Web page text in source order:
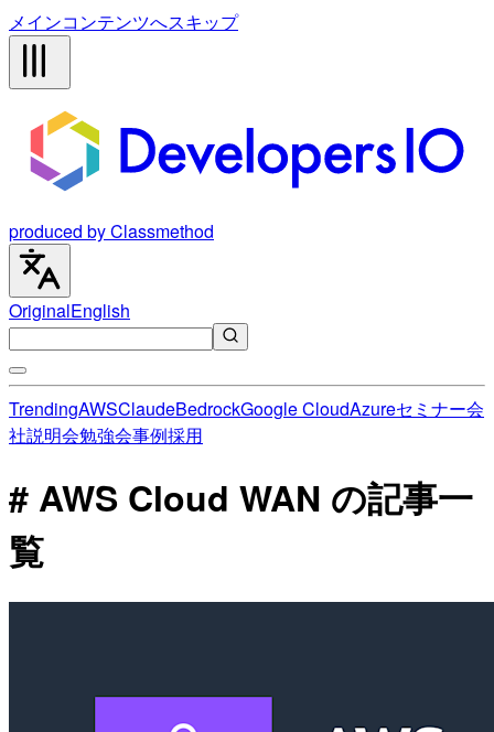
メインコンテンツへスキップ
produced by Classmethod
OriginalEnglish
TrendingAWSClaudeBedrockGoogle CloudAzureセミナー会
社説明会勉強会事例採用
# AWS Cloud WAN の記事一
覧